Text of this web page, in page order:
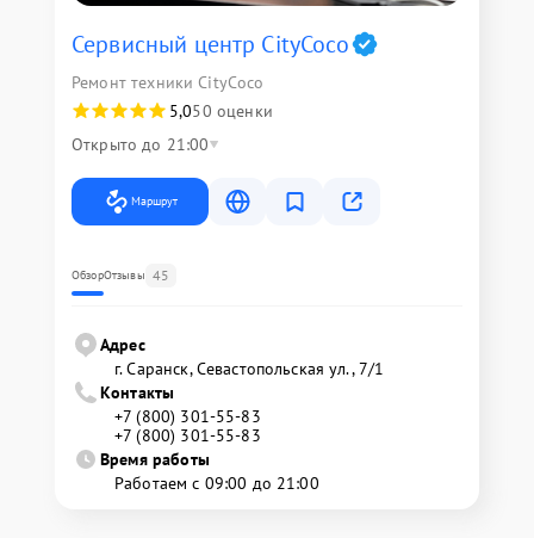
Сервисный центр CityCoco
Ремонт техники CityCoco
5,050 оценки
Открыто до 21:00
Маршрут
ОбзорОтзывы 45
Адрес
г. Саранск, Севастопольская ул., 7/1
Контакты
+7 (800) 301-55-83
+7 (800) 301-55-83
Время работы
Работаем с 09:00 до 21:00